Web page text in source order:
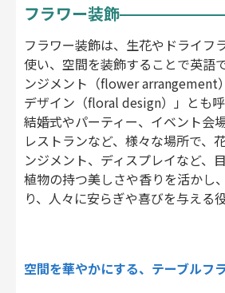
プライバシーポリシー アクセ
フラワー装飾
フラワー装飾は、生花やドライフ
使い、空間を装飾することで英語
ンジメント（flower arrangement
デザイン（floral design）」とも呼
結婚式やパーティー、イベント会
レストランなど、様々な場所で、
ンジメント、ディスプレイなど、
植物の持つ美しさや香りを活かし
り、人々に安らぎや喜びを与える
空間を華やかにする、テーブルフ